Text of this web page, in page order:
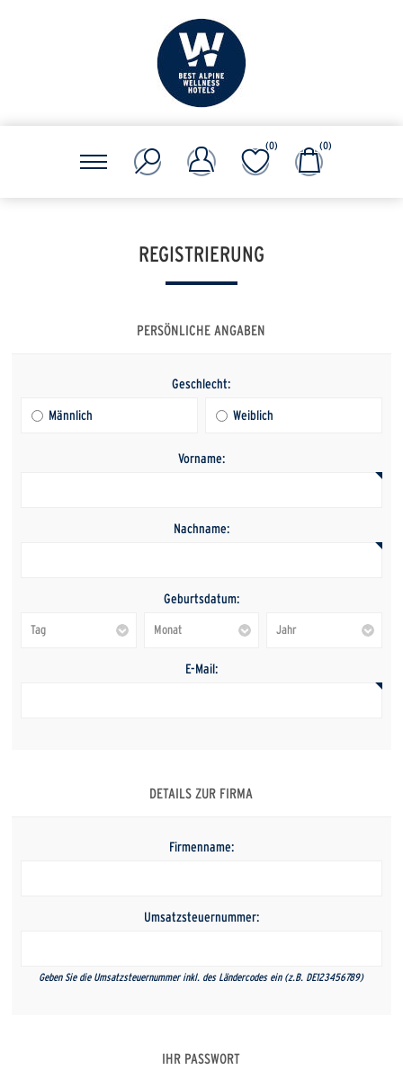
(0) (0)
REGISTRIERUNG
PERSÖNLICHE ANGABEN
Geschlecht:
Männlich Weiblich
Vorname:
Nachname:
Geburtsdatum:
E-Mail:
DETAILS ZUR FIRMA
Firmenname:
Umsatzsteuernummer:
Geben Sie die Umsatzsteuernummer inkl. des Ländercodes ein (z.B. DE123456789)
IHR PASSWORT